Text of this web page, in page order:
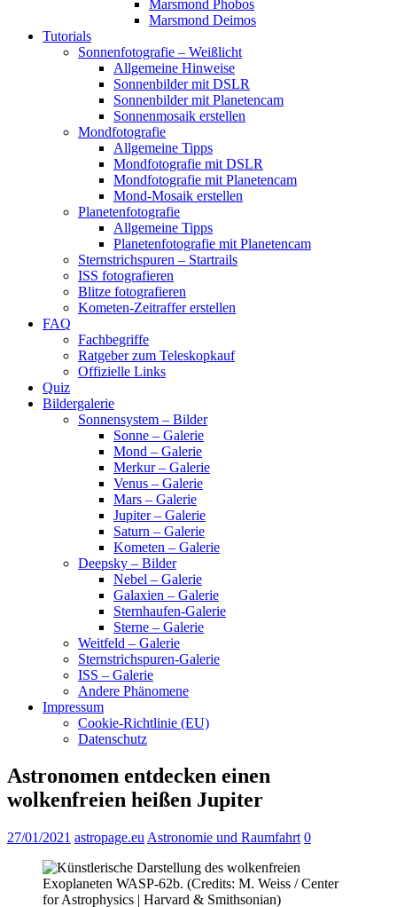
Marsmond Phobos
Marsmond Deimos
Tutorials
Sonnenfotografie – Weißlicht
Allgemeine Hinweise
Sonnenbilder mit DSLR
Sonnenbilder mit Planetencam
Sonnenmosaik erstellen
Mondfotografie
Allgemeine Tipps
Mondfotografie mit DSLR
Mondfotografie mit Planetencam
Mond-Mosaik erstellen
Planetenfotografie
Allgemeine Tipps
Planetenfotografie mit Planetencam
Sternstrichspuren – Startrails
ISS fotografieren
Blitze fotografieren
Kometen-Zeitraffer erstellen
FAQ
Fachbegriffe
Ratgeber zum Teleskopkauf
Offizielle Links
Quiz
Bildergalerie
Sonnensystem – Bilder
Sonne – Galerie
Mond – Galerie
Merkur – Galerie
Venus – Galerie
Mars – Galerie
Jupiter – Galerie
Saturn – Galerie
Kometen – Galerie
Deepsky – Bilder
Nebel – Galerie
Galaxien – Galerie
Sternhaufen-Galerie
Sterne – Galerie
Weitfeld – Galerie
Sternstrichspuren-Galerie
ISS – Galerie
Andere Phänomene
Impressum
Cookie-Richtlinie (EU)
Datenschutz
Astronomen entdecken einen
wolkenfreien heißen Jupiter
27/01/2021 astropage.eu Astronomie und Raumfahrt 0